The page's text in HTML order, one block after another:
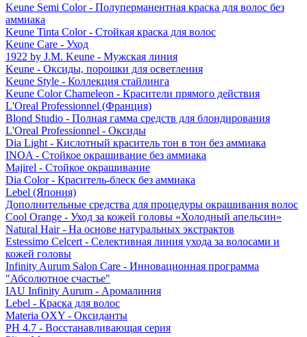
Keune Semi Color - Полуперманентная краска для волос без
аммиака
Keune Tinta Color - Стойкая краска для волос
Keune Care - Уход
1922 by J.M. Keune - Мужская линия
Keune - Оксиды, порошки для осветления
Keune Style - Коллекция стайлинга
Keune Color Chameleon - Красители прямого действия
L'Oreal Professionnel (Франция)
Blond Studio - Полная гамма средств для блондирования
L'Oreal Professionnel - Оксиды
Dia Light - Кислотный краситель тон в тон без аммиака
INOA - Стойкое окрашивание без аммиака
Majirel - Стойкое окрашивание
Dia Color - Краситель-блеск без аммиака
Lebel (Япония)
Дополнительные средства для процедуры окрашивания волос
Cool Orange - Уход за кожей головы «Холодный апельсин»
Natural Hair - На основе натуральных экстрактов
Estessimo Celcert - Селективная линия ухода за волосами и
кожей головы
Infinity Aurum Salon Care - Инновационная программа
"Абсолютное счастье"
IAU Infinity Aurum - Аромалиния
Lebel - Краска для волос
Materia OXY - Оксиданты
PH 4.7 - Восстанавливающая серия